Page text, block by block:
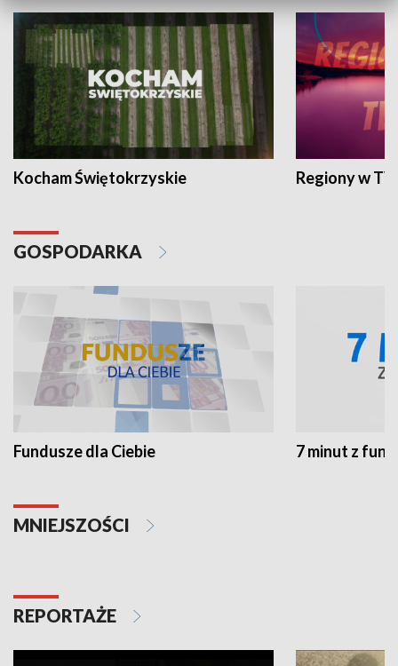
Kocham Świętokrzyskie Regiony w
GOSPODARKA
Fundusze dla Ciebie 7 minut z
MNIEJSZOŚCI
REPORTAŻE